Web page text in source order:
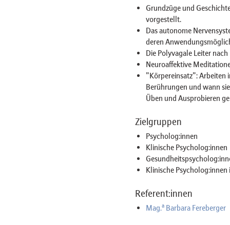
Grundzüge und
vorgestellt.
Das autonome
deren
Die Polyvagale Leiter
Neuroaffektive
"Körpereinsatz": Arbeiten
Berührungen und wann
Üben und Ausprobieren
Zielgruppen
Psycholog:innen
Klinische Psycholog:innen
Klinische
Referent:innen
Mag. aBarbara Fereberger